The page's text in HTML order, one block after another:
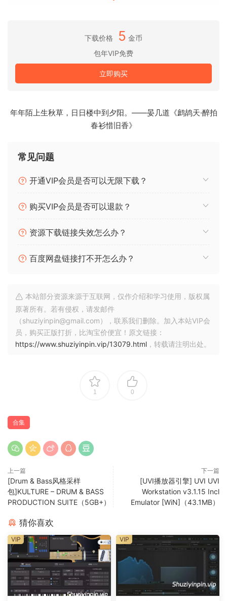
Cherry Audio Galactic Reverb v1.0.4.28
Cherry Audio Harmonia v1.0.9.72
Cherry Audio Lowdown v1.0.6.31
Cherry Audio Mercury-4 v1.5.1.100
Cherry Audio Miniverse v1.0.12.63
Cherry Audio Novachord v1.0.2.21
Cherry Audio PS-3300 v1.0.4.54
Cherry Audio Solovox v1.0.3.21
Cherry Audio Surrealistic MG-1 Plus v1.2.0.6
v1.0.2.19
下载价格 5 金币
包年VIP免费
立即购买
年年陌上生秋草，日日楼中到夕阳。——晏几道《鹧鸪天·醉拍
春衫惜旧香》
常见问题
开通VIP会员是否可以无限下载？
购买VIP会员是否可以退款？
资源下载链接失效怎么办？
百度网盘链接打不开怎么办？
本站部分资源来源于互联网，仅作介绍和学习使用，版权属
原著所有。若有侵权，请发邮件
（shuziyinpin@gmail.com），联系我们删除。加入本站VIP会
员，购买正版打折，比淘宝价便宜！原文链接：
https://www.shuziyinpin.vip/13079.html ，转载请注明出处。
1 0
合集
上一篇
[Drum & Bass风格采样
包]KULTURE – DRUM & BASS
PRODUCTION SUITE（5GB+）
下一篇
[UVI播放器引擎] UVI UVI
Workstation v3.1.15 Incl
Emulator [WiN]（43.1MB）
猜你喜欢
VIP VIP